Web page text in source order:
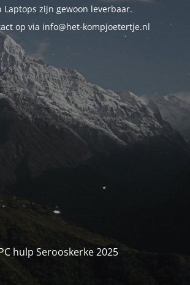
Laptops zijn gewoon leverbaar.
op via info@het-kompjoetertje.nl
hulp Serooskerke 2025